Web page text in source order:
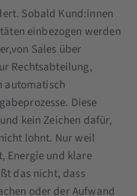
Sobald Kund:innen
einbezogen werden
Sales über
Rechtsabteilung,
automatisch
Diese
kein Zeichen dafür,
lohnt. Nur weil
Energie und klare
das nicht, dass
oder der Aufwand